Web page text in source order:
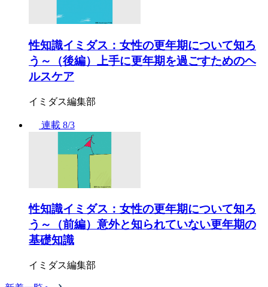
性知識イミダス：女性の更年期について知ろ
う～（後編）上手に更年期を過ごすためのヘ
ルスケア
イミダス編集部
連載 8/3
性知識イミダス：女性の更年期について知ろ
う～（前編）意外と知られていない更年期の
基礎知識
イミダス編集部